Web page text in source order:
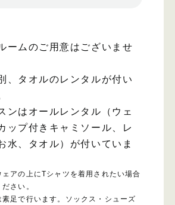
ームのご用意はございませ
、タオルのレンタルが付い
ンはオールレンタル（ウェ
ップ付きキャミソール、レ
水、タオル）が付いていま
ェアの上にTシャツを着用されたい場合
さい。
素足で行います。ソックス・シューズ